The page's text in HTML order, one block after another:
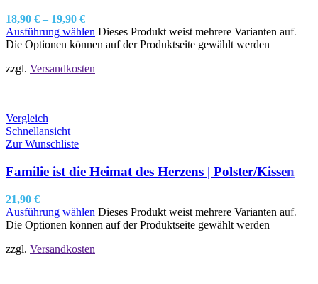
18,90 € – 19,90 €
Ausführung wählen Dieses Produkt weist mehrere Varianten auf.
Die Optionen können auf der Produktseite gewählt werden
zzgl. Versandkosten
Vergleich
Schnellansicht
Zur Wunschliste
Familie ist die Heimat des Herzens | Polster/Kissen
21,90 €
Ausführung wählen Dieses Produkt weist mehrere Varianten auf.
Die Optionen können auf der Produktseite gewählt werden
zzgl. Versandkosten